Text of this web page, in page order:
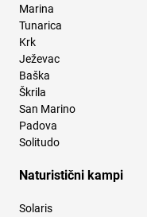
Marina
Tunarica
Krk
Ježevac
Baška
Škrila
San Marino
Padova
Solitudo
Naturistični kampi
Solaris